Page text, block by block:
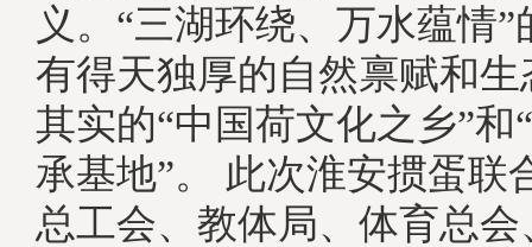
义。“三湖环绕、万水蕴情
有得天独厚的自然禀赋和
其实的“中国荷文化之乡”和
承基地”。 此次淮安掼蛋联
总工会、教体局、体育总